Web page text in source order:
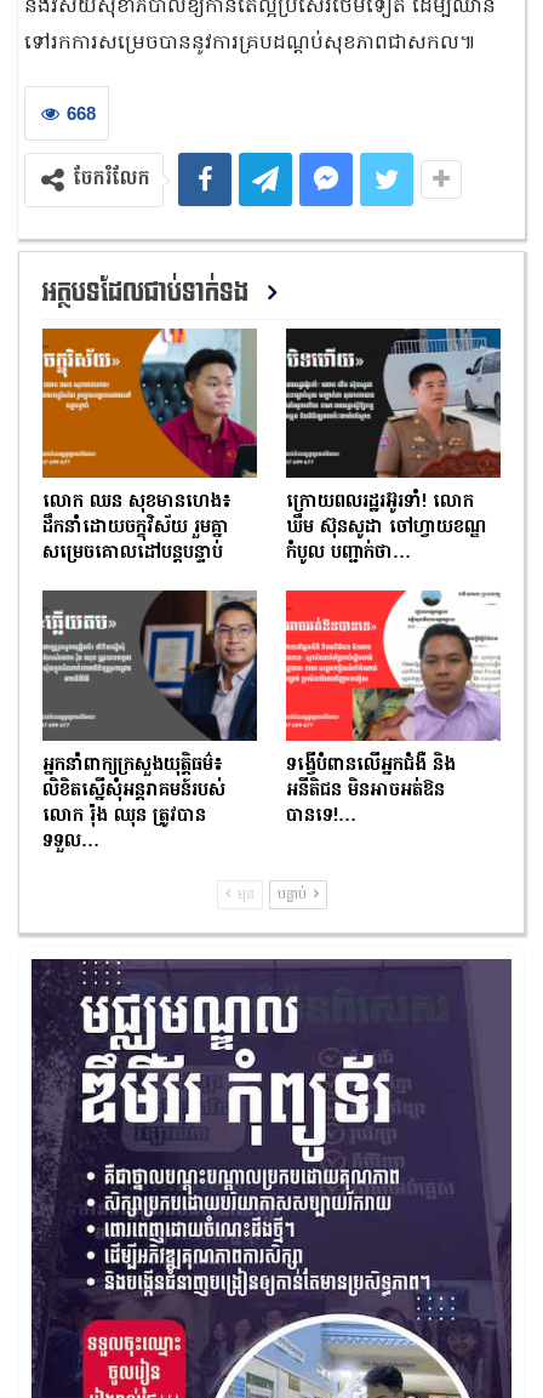
និងវិស័យសុខាភិបាលឱ្យកាន់តែល្អប្រសើរថែមទៀត ដើម្បីឈាន
ទៅរកការសម្រេចបាននូវការគ្របដណ្តប់សុខភាពជាសកល៕
668
ចែករំលែក
អត្ថបទដែលជាប់ទាក់ទង
លោក ឈន សុខមានហេង៖
ដឹកនាំដោយចក្ខុវិស័យ រួមគ្នា
សម្រេចគោលដៅបន្តបន្ទាប់
ក្រោយពលរដ្ឋរអ៊ូរទាំ! លោក
ឃឹម ស៊ុនសូដា ចៅហ្វាយខណ្ឌ
កំបូល បញ្ជាក់ថា…
អ្នកនាំពាក្យក្រសួងយុត្តិធម៌៖
លិខិតស្នើសុំអន្តរាគមន៍របស់
លោក រ៉ុង ឈុន ត្រូវបាន
ទទួល…
ទង្វើបំពានលើអ្នកជំងឺ និង
អនីតិជន មិនអាចអត់ឱន
បានទេ!…
មុន បន្ទាប់